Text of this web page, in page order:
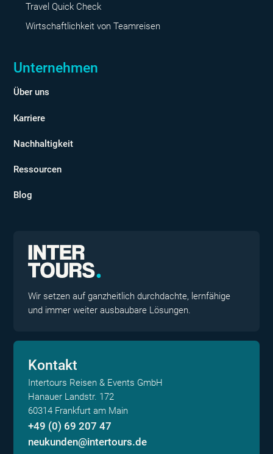
Travel Quick Check
Wirtschaftlichkeit von Teamreisen
Unternehmen
Über uns
Karriere
Nachhaltigkeit
Ressourcen
Blog
Wir setzen auf ganzheitlich durchdachte, lernfähige
und immer weiter ausbaubare Lösungen.
Kontakt
Intertours Reisen & Events GmbH
Hanauer Landstr. 172
60314 Frankfurt am Main
+49 (0) 69 207 47
neukunden@intertours.de